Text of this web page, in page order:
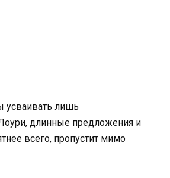
усваивать лишь
длинные предложения и
всего, пропустит мимо